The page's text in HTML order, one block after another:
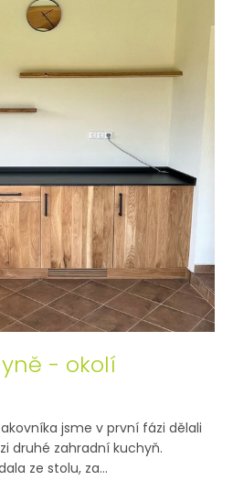
- okolí
jsme v první fázi dělali
druhé zahradní kuchyň.
ze stolu, za...